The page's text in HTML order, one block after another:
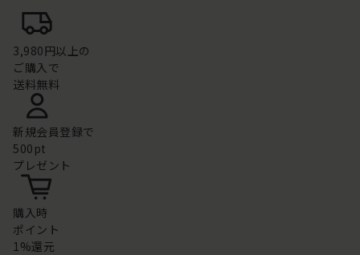
3,980円以上の
ご購入で
送料無料
新規会員登録で
500pt
プレゼント
購入時
ポイント
1%還元